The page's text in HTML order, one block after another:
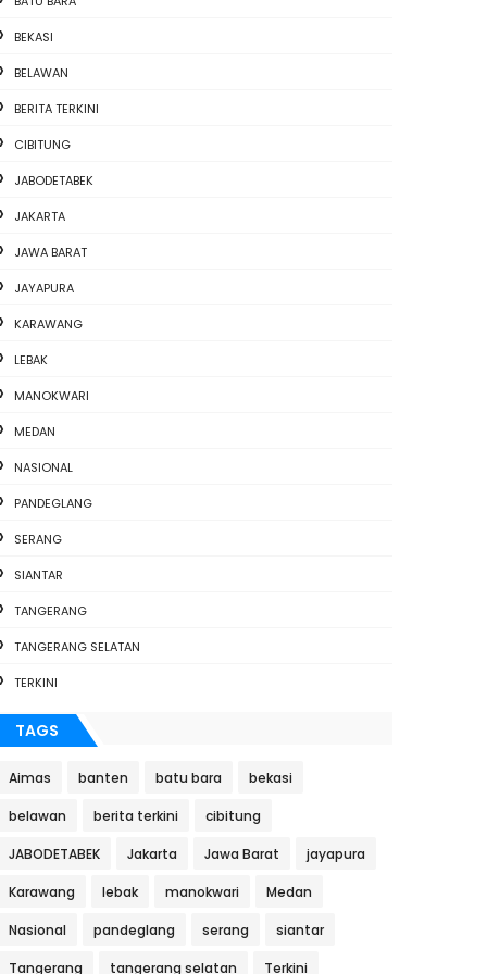
BEKASI
BELAWAN
BERITA TERKINI
CIBITUNG
JABODETABEK
JAKARTA
JAWA BARAT
JAYAPURA
KARAWANG
LEBAK
MANOKWARI
MEDAN
NASIONAL
PANDEGLANG
SERANG
SIANTAR
TANGERANG
TANGERANG SELATAN
TERKINI
TAGS
Aimas banten batu bara bekasi
belawan berita terkini cibitung
JABODETABEK Jakarta Jawa Barat jayapura
Karawang lebak manokwari Medan
Nasional pandeglang serang siantar
Tangerang tangerang selatan Terkini